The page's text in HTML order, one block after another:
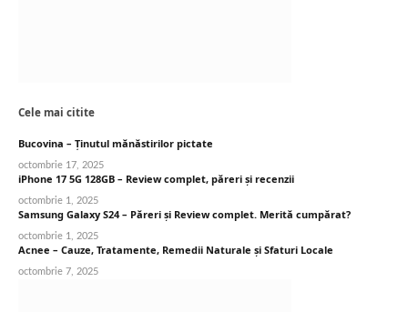
Cele mai citite
Bucovina – Ținutul mănăstirilor pictate
octombrie 17, 2025
iPhone 17 5G 128GB – Review complet, păreri și recenzii
octombrie 1, 2025
Samsung Galaxy S24 – Păreri și Review complet. Merită cumpărat?
octombrie 1, 2025
Acnee – Cauze, Tratamente, Remedii Naturale și Sfaturi Locale
octombrie 7, 2025